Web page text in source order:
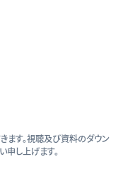
す。視聴及び資料のダウン
申し上げます。